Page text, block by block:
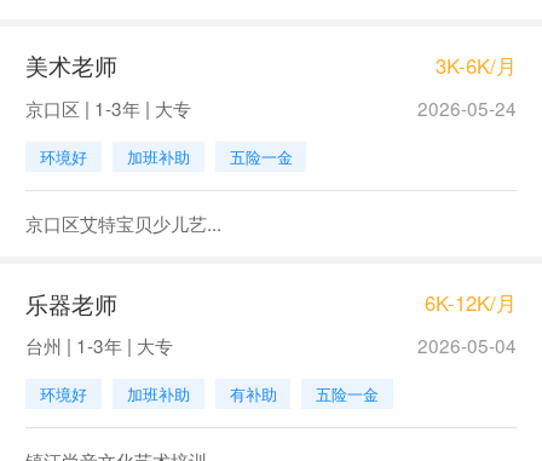
美术老师 3K-6K/月
京口区 | 1-3年 | 大专 2026-05-24
环境好 加班补助 五险一金
京口区艾特宝贝少儿艺...
乐器老师 6K-12K/月
台州 | 1-3年 | 大专 2026-05-04
环境好 加班补助 有补助 五险一金